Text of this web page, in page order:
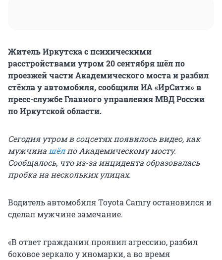
Житель Иркутска с психическими
расстройствами утром 20 сентября шёл по
проезжей части Академического моста и разбил
стёкла у автомобиля, сообщили ИА «ИрСити» в
пресс-службе Главного управления МВД России
по Иркутской области.
Сегодня утром в соцсетях появилось видео, как
мужчина шёлпо Академическому мосту.
Сообщалось, что из-за инцидента образовалась
пробка на нескольких улицах.
Водитель автомобиля Toyota Camry остановился и
сделал мужчине замечание.
«В ответ гражданин проявил агрессию, разбил
боковое зеркало у иномарки, а во время